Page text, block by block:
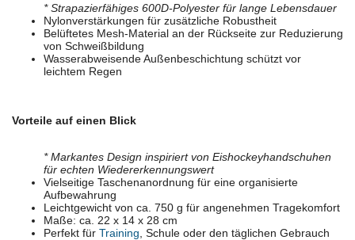
* Strapazierfähiges 600D-Polyester für lange Lebensdauer
Nylonverstärkungen für zusätzliche Robustheit
Belüftetes Mesh-Material an der Rückseite zur Reduzierung
von Schweißbildung
Wasserabweisende Außenbeschichtung schützt vor
leichtem Regen
Vorteile auf einen Blick
* Markantes Design inspiriert von Eishockeyhandschuhen
für echten Wiedererkennungswert
Vielseitige Taschenanordnung für eine organisierte
Aufbewahrung
Leichtgewicht von ca. 750 g für angenehmen Tragekomfort
Maße: ca. 22 x 14 x 28 cm
Perfekt für Training , Schule oder den täglichen Gebrauch